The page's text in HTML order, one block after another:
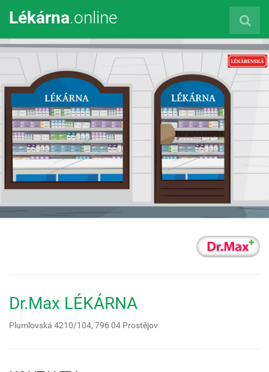
Lékárna.online
Dr.Max LÉKÁRNA
Plumlovská 4210/104, 796 04 Prostějov